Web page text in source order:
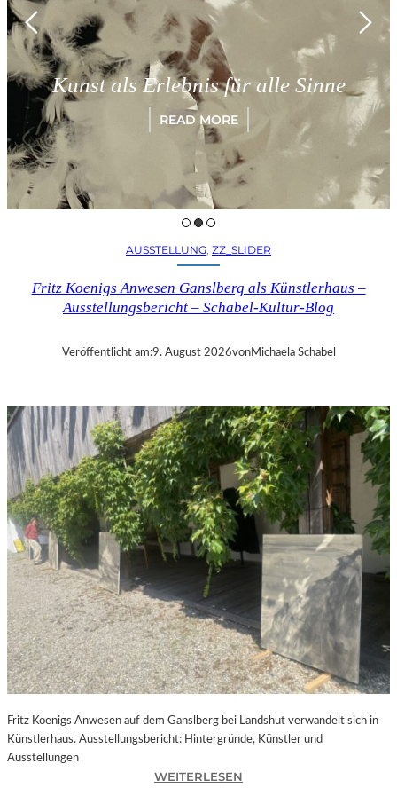
als Erlebnis für alle Sinne
READ MORE
AUSSTELLUNG, ZZ_SLIDER
Fritz Koenigs Anwesen Ganslberg als Künstlerhaus –
Ausstellungsbericht – Schabel-Kultur-Blog
Veröffentlicht am:9. August 2026vonMichaela Schabel
Fritz Koenigs Anwesen auf dem Ganslberg bei Landshut verwandelt sich in
Künstlerhaus. Ausstellungsbericht: Hintergründe, Künstler und
Ausstellungen
WEITERLESEN